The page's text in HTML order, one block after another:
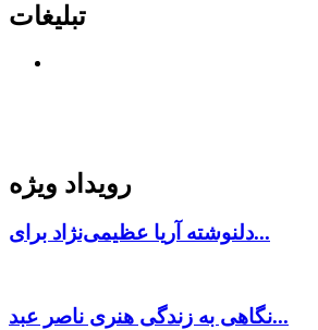
تبلیغات
رویداد ویژه
دلنوشته آریا عظیمی‌نژاد برای...
نگاهی به زندگی هنری ناصر عبد...